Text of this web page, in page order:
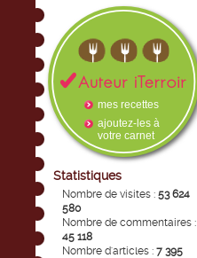
mes recettes
ajoutez-les à
votre carnet
Statistiques
Nombre de visites : 53 624
580
Nombre de commentaires :
45 118
Nombre d'articles : 7 395